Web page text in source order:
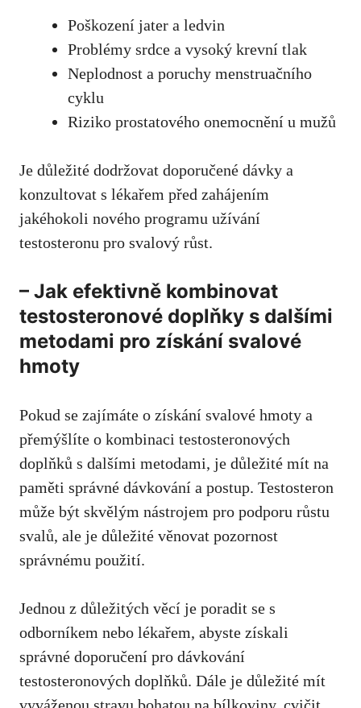
Poškození jater a ledvin
Problémy srdce a‍ vysoký krevní tlak
Neplodnost a poruchy menstruačního
cyklu
Riziko prostatového onemocnění u mužů
Je důležité dodržovat doporučené dávky a
konzultovat s lékařem před zahájením
jakéhokoli nového programu ‌užívání
testosteronu pro svalový růst.
– Jak efektivně kombinovat
testosteronové doplňky s dalšími
metodami pro získání svalové
hmoty
Pokud se zajímáte o získání svalové hmoty a
přemýšlíte o kombinaci testosteronových
doplňků s dalšími metodami, je důležité mít na
paměti správné dávkování a postup. Testosteron
může ⁤být skvělým nástrojem pro podporu růstu
svalů, ale je důležité věnovat pozornost
správnému použití.
Jednou z důležitých věcí je ⁢poradit se s
odborníkem nebo lékařem, abyste​ získali
správné⁤ doporučení pro dávkování
testosteronových doplňků. Dále je důležité mít